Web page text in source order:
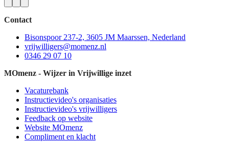
Contact
Bisonspoor 237-2, 3605 JM Maarssen, Nederland
vrijwilligers@momenz.nl
0346 29 07 10
MOmenz - Wijzer in Vrijwillige inzet
Vacaturebank
Instructievideo's organisaties
Instructievideo's vrijwilligers
Feedback op website
Website MOmenz
Compliment en klacht